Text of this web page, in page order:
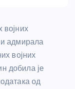
војних
адмирала
војних
добила је
од